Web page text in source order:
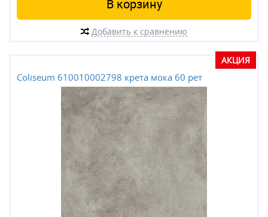
В корзину
Добавить к сравнению
АКЦИЯ
Coliseum 610010002798 крета мока 60 рет